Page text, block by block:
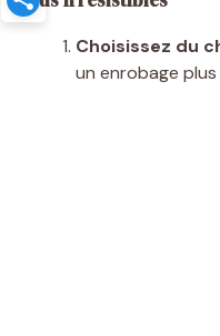
Choisissez du
un enrobage